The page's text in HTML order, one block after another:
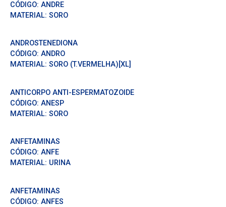
CÓDIGO: ANDRE
MATERIAL: SORO
ANDROSTENEDIONA
CÓDIGO: ANDRO
MATERIAL: SORO (T.VERMELHA)[XL]
ANTICORPO ANTI-ESPERMATOZOIDE
CÓDIGO: ANESP
MATERIAL: SORO
ANFETAMINAS
CÓDIGO: ANFE
MATERIAL: URINA
ANFETAMINAS
CÓDIGO: ANFES